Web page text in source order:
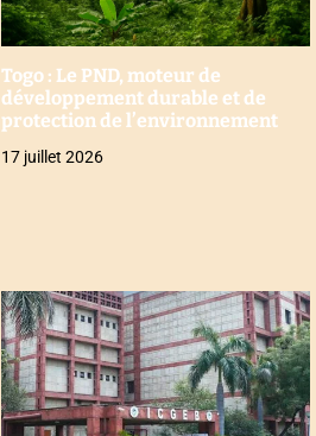
Togo : Le PND, moteur de
développement durable et de
protection de l’environnement
17 juillet 2026